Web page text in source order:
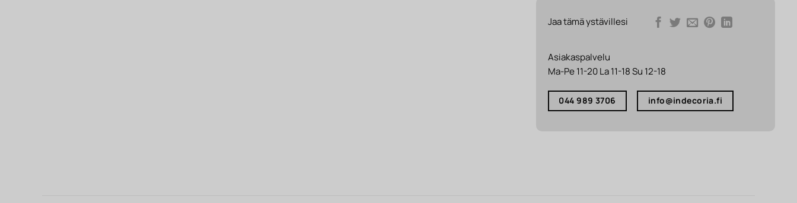
Jaa tämä ystävillesi
Asiakaspalvelu
Ma-Pe 11-20 La 11-18 Su 12-18
044 989 3706 info@indecoria.fi